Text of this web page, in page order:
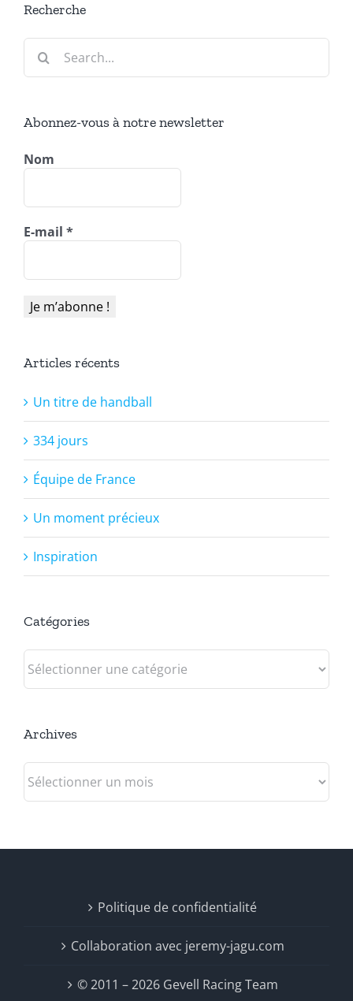
Recherche
Search
Abonnez-vous à notre newsletter
Nom
E-mail *
Articles récents
Un titre de handball
334 jours
Équipe de France
Un moment précieux
Inspiration
Catégories
Catégories
Archives
Archives
Politique de confidentialité
Collaboration avec jeremy-jagu.com
© 2011 – 2026 Gevell Racing Team